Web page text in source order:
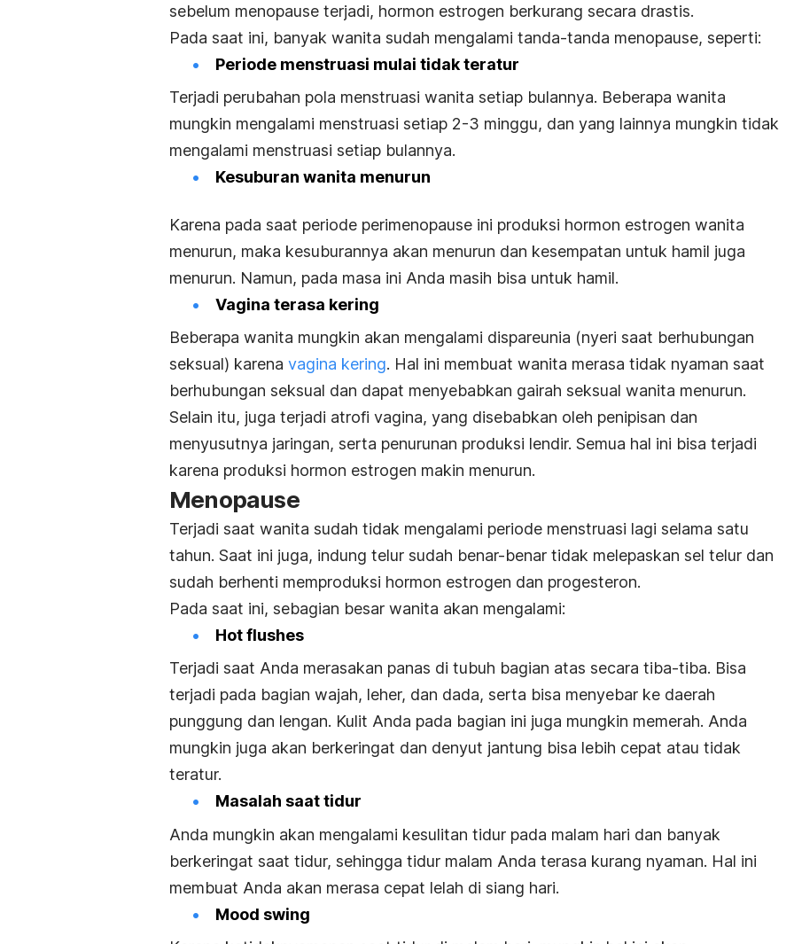
sebelum menopause terjadi, hormon estrogen berkurang secara drastis.
Pada saat ini, banyak wanita sudah mengalami tanda-tanda menopause, seperti:
Periode menstruasi mulai tidak teratur
Terjadi perubahan pola menstruasi wanita setiap bulannya. Beberapa wanita
mungkin mengalami menstruasi setiap 2-3 minggu, dan yang lainnya mungkin tidak
mengalami menstruasi setiap bulannya.
Kesuburan wanita menurun
Karena pada saat periode perimenopause ini produksi hormon estrogen wanita
menurun, maka kesuburannya akan menurun dan kesempatan untuk hamil juga
menurun. Namun, pada masa ini Anda masih bisa untuk hamil.
Vagina terasa kering
Beberapa wanita mungkin akan mengalami dispareunia (nyeri saat berhubungan
seksual) karena vagina kering. Hal ini membuat wanita merasa tidak nyaman saat
berhubungan seksual dan dapat menyebabkan gairah seksual wanita menurun.
Selain itu, juga terjadi atrofi vagina, yang disebabkan oleh penipisan dan
menyusutnya jaringan, serta penurunan produksi lendir. Semua hal ini bisa terjadi
karena produksi hormon estrogen makin menurun.
Menopause
Terjadi saat wanita sudah tidak mengalami periode menstruasi lagi selama satu
tahun. Saat ini juga, indung telur sudah benar-benar tidak melepaskan sel telur dan
sudah berhenti memproduksi hormon estrogen dan progesteron.
Pada saat ini, sebagian besar wanita akan mengalami:
Hot flushes
Terjadi saat Anda merasakan panas di tubuh bagian atas secara tiba-tiba. Bisa
terjadi pada bagian wajah, leher, dan dada, serta bisa menyebar ke daerah
punggung dan lengan. Kulit Anda pada bagian ini juga mungkin memerah. Anda
mungkin juga akan berkeringat dan denyut jantung bisa lebih cepat atau tidak
teratur.
Masalah saat tidur
Anda mungkin akan mengalami kesulitan tidur pada malam hari dan banyak
berkeringat saat tidur, sehingga tidur malam Anda terasa kurang nyaman. Hal ini
membuat Anda akan merasa cepat lelah di siang hari.
Mood swing